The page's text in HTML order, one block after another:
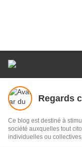
Regards
Ce blog est destiné à
société auxquelles tout
individuelles ou